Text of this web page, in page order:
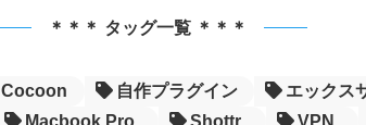
＊＊＊ タッグ一覧 ＊＊＊
Cocoon 自作プラグイン エックス